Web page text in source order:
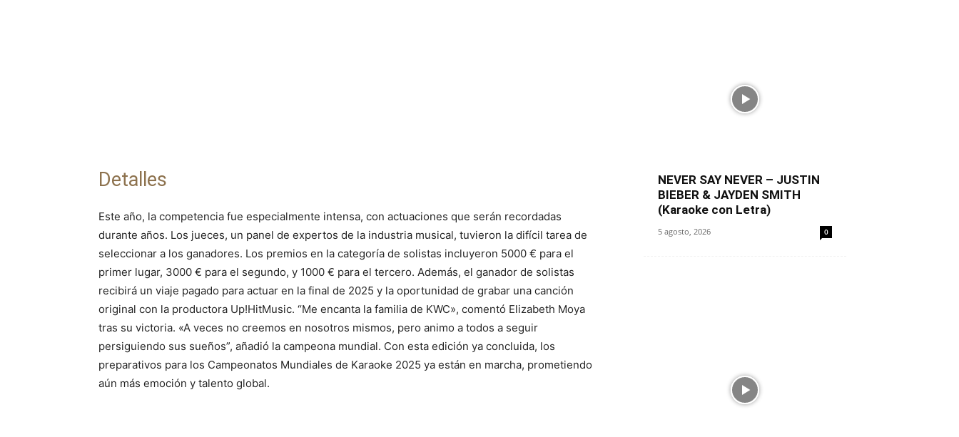
Detalles
Este año, la competencia fue especialmente intensa, con actuaciones que serán recordadas
durante años. Los jueces, un panel de expertos de la industria musical, tuvieron la difícil tarea de
seleccionar a los ganadores. Los premios en la categoría de solistas incluyeron 5000 € para el
primer lugar, 3000 € para el segundo, y 1000 € para el tercero. Además, el ganador de solistas
recibirá un viaje pagado para actuar en la final de 2025 y la oportunidad de grabar una canción
original con la productora Up!HitMusic. “Me encanta la familia de KWC», comentó Elizabeth Moya
tras su victoria. «A veces no creemos en nosotros mismos, pero animo a todos a seguir
persiguiendo sus sueños”, añadió la campeona mundial. Con esta edición ya concluida, los
preparativos para los Campeonatos Mundiales de Karaoke 2025 ya están en marcha, prometiendo
aún más emoción y talento global.
NEVER SAY NEVER – JUSTIN
BIEBER & JAYDEN SMITH
(Karaoke con Letra)
5 agosto, 2026 0